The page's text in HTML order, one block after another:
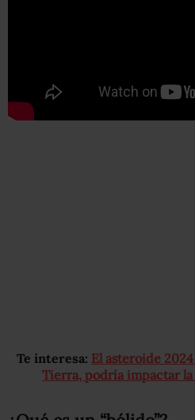
Te interesa: El asteroide 2024
Tierra, podría impactar la